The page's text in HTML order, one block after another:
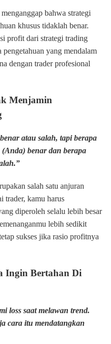
bahwa strategi
khusus tidaklah benar.
profit dari strategi trading
yang mendalam
dengan trader profesional
Menjamin
atau salah, tapi berapa
benar dan berapa
salah satu anjuran
trader, kamu harus
diperoleh selalu lebih besar
lebih sedikit
sukses jika rasio profitnya
Ingin Bertahan Di
loss saat melawan trend.
cara itu mendatangkan